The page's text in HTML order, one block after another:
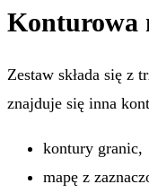
Konturowa
Zestaw składa się z
znajduje się inna
kontury granic,
mapę z